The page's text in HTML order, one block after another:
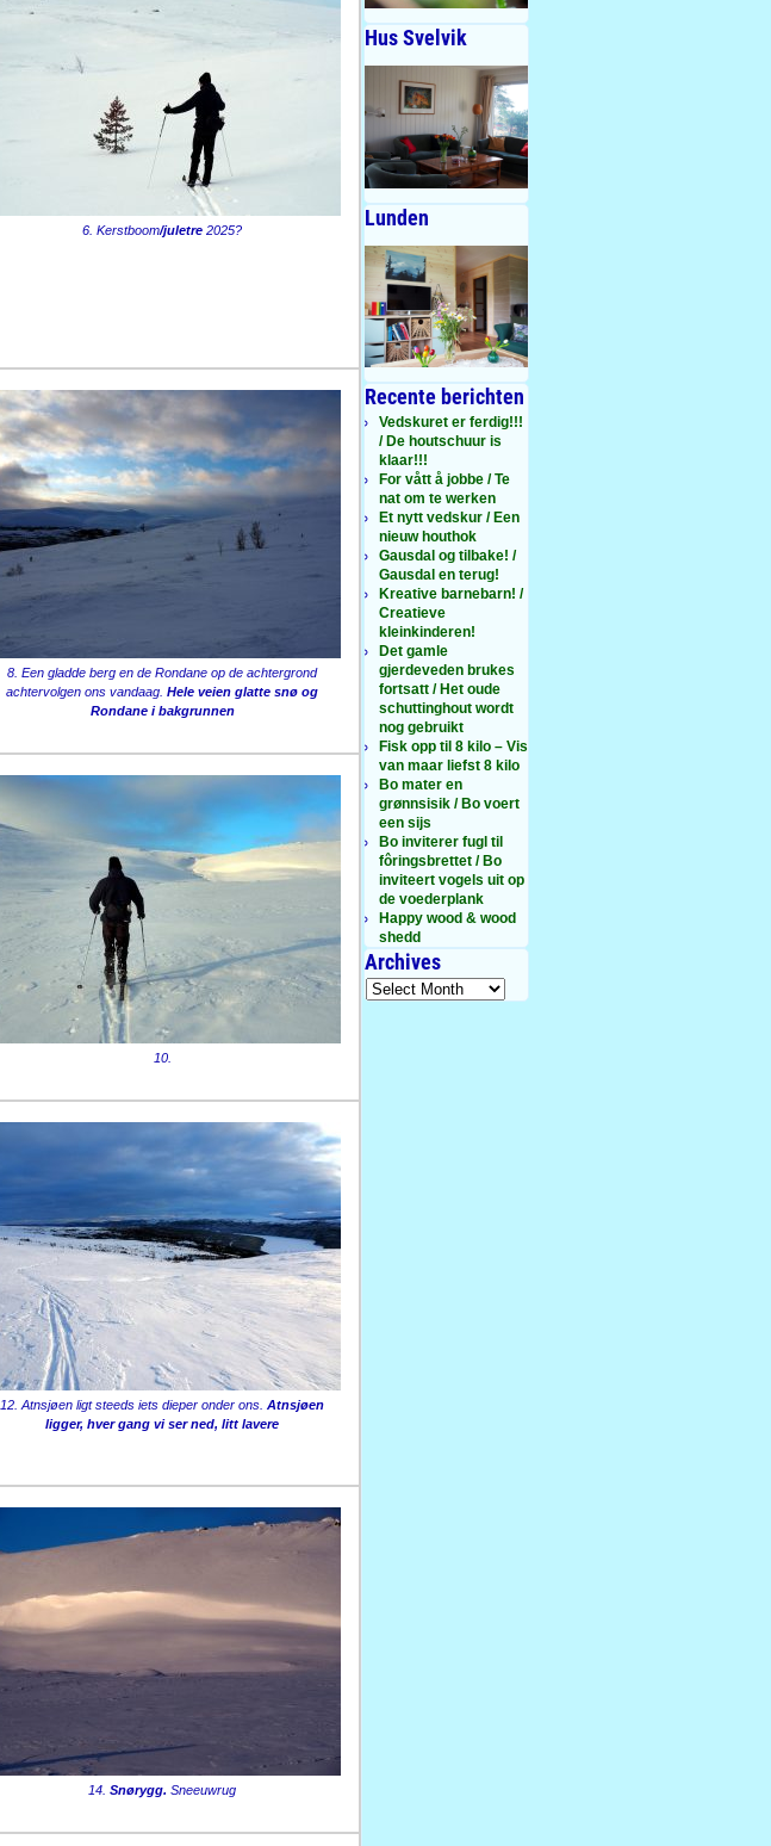
6. Kerstboom/juletre 2025?
8. Een gladde berg en de Rondane op de achtergrond
achtervolgen ons vandaag.Hele veien glatte snø og
Rondane i bakgrunnen
10.
12. Atnsjøen ligt steeds iets dieper onder ons.Atnsjøen
ligger, hver gang vi ser ned, litt lavere
14.Snørygg. Sneeuwrug
Hus Svelvik
Lunden
Recente berichten
Vedskuret er ferdig!!!
/ De houtschuur is
klaar!!!
For vått å jobbe / Te
nat om te werken
Et nytt vedskur / Een
nieuw houthok
Gausdal og tilbake! /
Gausdal en terug!
Kreative barnebarn! /
Creatieve
kleinkinderen!
Det gamle
gjerdeveden brukes
fortsatt / Het oude
schuttinghout wordt
nog gebruikt
Fisk opp til 8 kilo – Vis
van maar liefst 8 kilo
Bo mater en
grønnsisik / Bo voert
een sijs
Bo inviterer fugl til
fôringsbrettet / Bo
inviteert vogels uit op
de voederplank
Happy wood & wood
shedd
Archives